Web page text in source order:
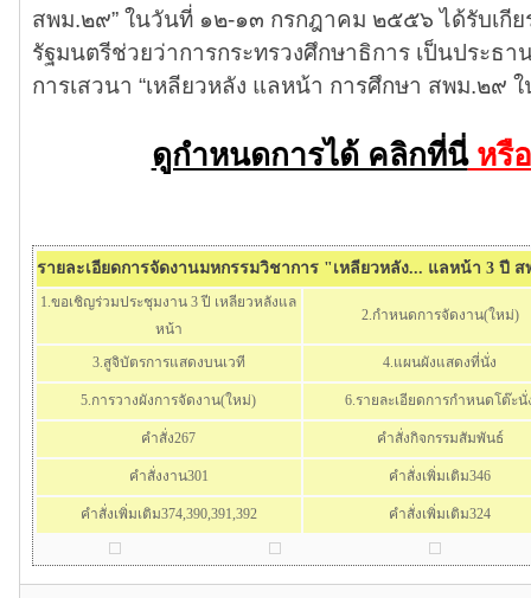
สพม.๒๙” ในวันที่ ๑๒-๑๓ กรกฎาคม ๒๕๕๖ ได้รับเกี
รัฐมนตรีช่วยว่าการกระทรวงศึกษาธิการ เป็นประธ
การเสวนา “เหลียวหลัง แลหน้า การศึกษา สพม.๒๙ ใ
ดูกำหนดการได้ คลิกที่นี่หรื
รายละเอียดการจัดงานมหกรรมวิชาการ "เหลียวหลัง... แลหน้า 3 ปี ส
1.ขอเชิญร่วมประชุมงาน 3 ปี เหลียวหลังแล
หน้า
2.กำหนดการจัดงาน(ใหม่)
3.สูจิบัตรการแสดงบนเวที 4.แผนผังแสดงที่นั่ง
5.การวางผังการจัดงาน(ใหม่) 6.รายละเอียดการกำหนดโต๊ะนั่
คำสั่ง267 คำสั่งกิจกรรมสัมพันธ์
คำสั่งงาน301 คำสั่งเพิ่มเติม346
คำสั่งเพิ่มเติม374,390,391,392 คำสั่งเพิ่มเติม324